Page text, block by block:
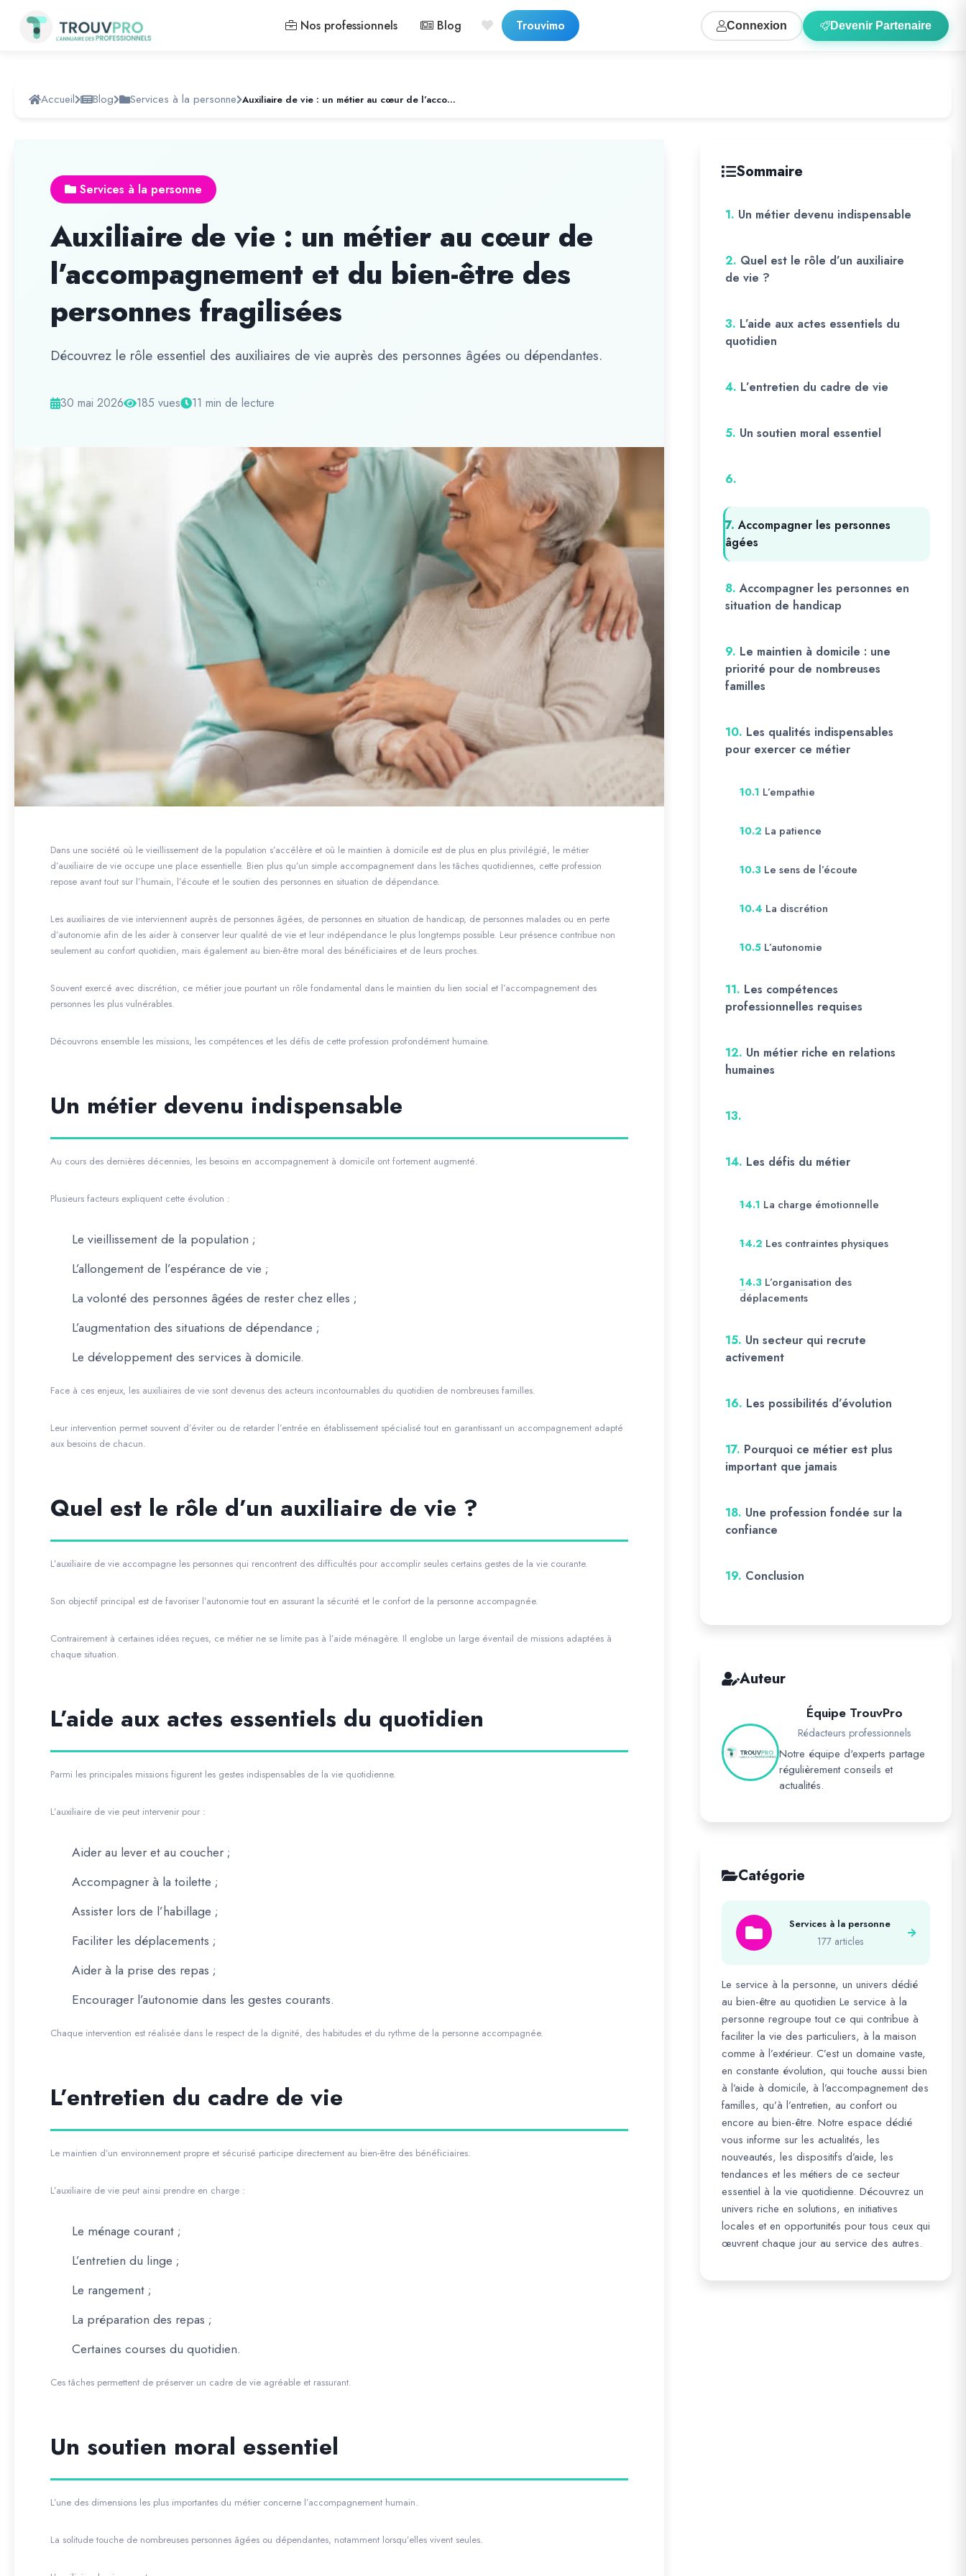
Nos professionnels Blog Trouvimo Connexion Devenir Partenaire
Accueil Blog Services à la personne Auxiliaire de vie : un métier au cœur de l’accompagnement et du bien-être des personnes fragilisées
Services à la personne
Auxiliaire de vie : un métier au cœur de
l’accompagnement et du bien-être des
personnes fragilisées
Découvrez le rôle essentiel des auxiliaires de vie auprès des personnes âgées ou dépendantes.
30 mai 2026 185 vues 11 min de lecture
Dans une société où le vieillissement de la population s’accélère et où le maintien à domicile est de plus en plus privilégié, le métier
d’auxiliaire de vie occupe une place essentielle. Bien plus qu’un simple accompagnement dans les tâches quotidiennes, cette profession
repose avant tout sur l’humain, l’écoute et le soutien des personnes en situation de dépendance.
Les auxiliaires de vie interviennent auprès de personnes âgées, de personnes en situation de handicap, de personnes malades ou en perte
d’autonomie afin de les aider à conserver leur qualité de vie et leur indépendance le plus longtemps possible. Leur présence contribue non
seulement au confort quotidien, mais également au bien-être moral des bénéficiaires et de leurs proches.
Souvent exercé avec discrétion, ce métier joue pourtant un rôle fondamental dans le maintien du lien social et l’accompagnement des
personnes les plus vulnérables.
Découvrons ensemble les missions, les compétences et les défis de cette profession profondément humaine.
Un métier devenu indispensable
Au cours des dernières décennies, les besoins en accompagnement à domicile ont fortement augmenté.
Plusieurs facteurs expliquent cette évolution :
Le vieillissement de la population ;
L’allongement de l’espérance de vie ;
La volonté des personnes âgées de rester chez elles ;
L’augmentation des situations de dépendance ;
Le développement des services à domicile.
Face à ces enjeux, les auxiliaires de vie sont devenus des acteurs incontournables du quotidien de nombreuses familles.
Leur intervention permet souvent d’éviter ou de retarder l’entrée en établissement spécialisé tout en garantissant un accompagnement adapté
aux besoins de chacun.
Quel est le rôle d’un auxiliaire de vie ?
L’auxiliaire de vie accompagne les personnes qui rencontrent des difficultés pour accomplir seules certains gestes de la vie courante.
Son objectif principal est de favoriser l’autonomie tout en assurant la sécurité et le confort de la personne accompagnée.
Contrairement à certaines idées reçues, ce métier ne se limite pas à l’aide ménagère. Il englobe un large éventail de missions adaptées à
chaque situation.
L’aide aux actes essentiels du quotidien
Parmi les principales missions figurent les gestes indispensables de la vie quotidienne.
L’auxiliaire de vie peut intervenir pour :
Aider au lever et au coucher ;
Accompagner à la toilette ;
Assister lors de l’habillage ;
Faciliter les déplacements ;
Aider à la prise des repas ;
Encourager l’autonomie dans les gestes courants.
Chaque intervention est réalisée dans le respect de la dignité, des habitudes et du rythme de la personne accompagnée.
L’entretien du cadre de vie
Le maintien d’un environnement propre et sécurisé participe directement au bien-être des bénéficiaires.
L’auxiliaire de vie peut ainsi prendre en charge :
Le ménage courant ;
L’entretien du linge ;
Le rangement ;
La préparation des repas ;
Certaines courses du quotidien.
Ces tâches permettent de préserver un cadre de vie agréable et rassurant.
Un soutien moral essentiel
L’une des dimensions les plus importantes du métier concerne l’accompagnement humain.
La solitude touche de nombreuses personnes âgées ou dépendantes, notamment lorsqu’elles vivent seules.
Sommaire
1. Un métier devenu indispensable
2. Quel est le rôle d’un auxiliaire
de vie ?
3. L’aide aux actes essentiels du
quotidien
4. L’entretien du cadre de vie
5. Un soutien moral essentiel
6.
7. Accompagner les personnes
âgées
8. Accompagner les personnes en
situation de handicap
9. Le maintien à domicile : une
priorité pour de nombreuses
familles
10. Les qualités indispensables
pour exercer ce métier
10.1 L’empathie
10.2 La patience
10.3 Le sens de l’écoute
10.4 La discrétion
10.5 L’autonomie
11. Les compétences
professionnelles requises
12. Un métier riche en relations
humaines
13.
14. Les défis du métier
14.1 La charge émotionnelle
14.2 Les contraintes physiques
14.3 L’organisation des
déplacements
15. Un secteur qui recrute
activement
16. Les possibilités d’évolution
17. Pourquoi ce métier est plus
important que jamais
18. Une profession fondée sur la
confiance
19. Conclusion
Auteur
Équipe TrouvPro
Rédacteurs professionnels
Notre équipe d'experts partage
régulièrement conseils et
actualités.
Catégorie
Services à la personne
177 articles
Le service à la personne, un univers dédié
au bien-être au quotidien Le service à la
personne regroupe tout ce qui contribue à
faciliter la vie des particuliers, à la maison
comme à l’extérieur. C’est un domaine vaste,
en constante évolution, qui touche aussi bien
à l’aide à domicile, à l’accompagnement des
familles, qu’à l’entretien, au confort ou
encore au bien-être. Notre espace dédié
vous informe sur les actualités, les
nouveautés, les dispositifs d’aide, les
tendances et les métiers de ce secteur
essentiel à la vie quotidienne. Découvrez un
univers riche en solutions, en initiatives
locales et en opportunités pour tous ceux qui
œuvrent chaque jour au service des autres.